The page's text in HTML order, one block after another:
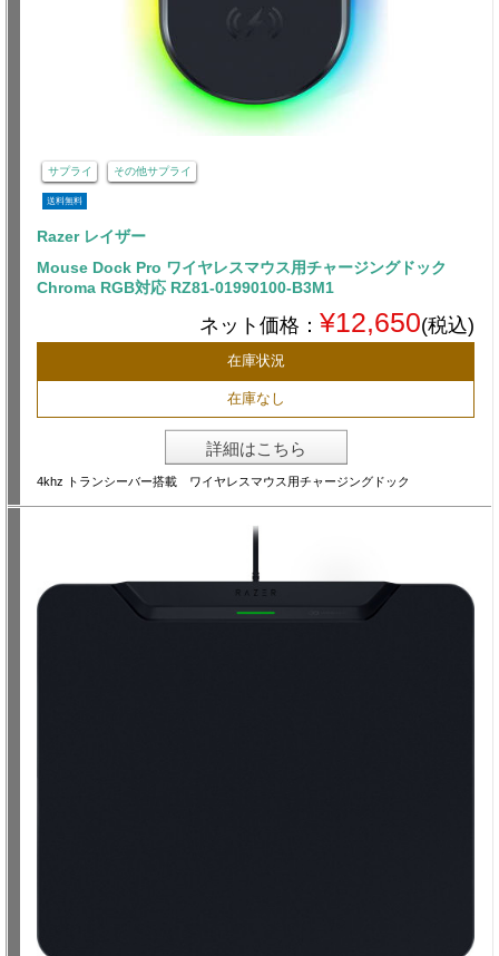
サプライ その他サプライ
送料無料
Razer レイザー
Mouse Dock Pro ワイヤレスマウス用チャージングドック
Chroma RGB対応 RZ81-01990100-B3M1
ネット価格： ¥12,650(税込)
在庫状況
在庫なし
詳細はこちら
4khz トランシーバー搭載 ワイヤレスマウス用チャージングドック